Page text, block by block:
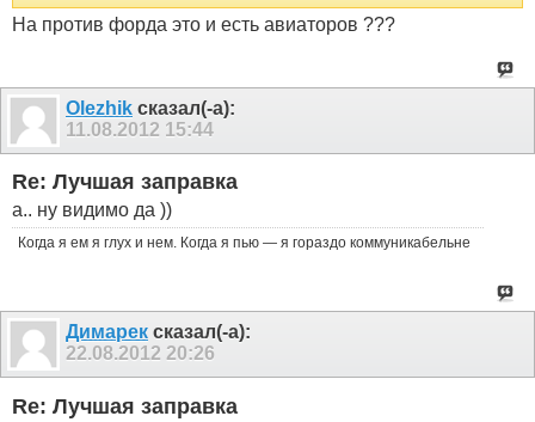
На против форда это и есть авиаторов ???
Olezhik сказал(-а):
11.08.2012 15:44
Re: Лучшая заправка
а.. ну видимо да ))
Когда я ем я глух и нем. Когда я пью — я гораздо коммуникабельне
Димарек сказал(-а):
22.08.2012 20:26
Re: Лучшая заправка